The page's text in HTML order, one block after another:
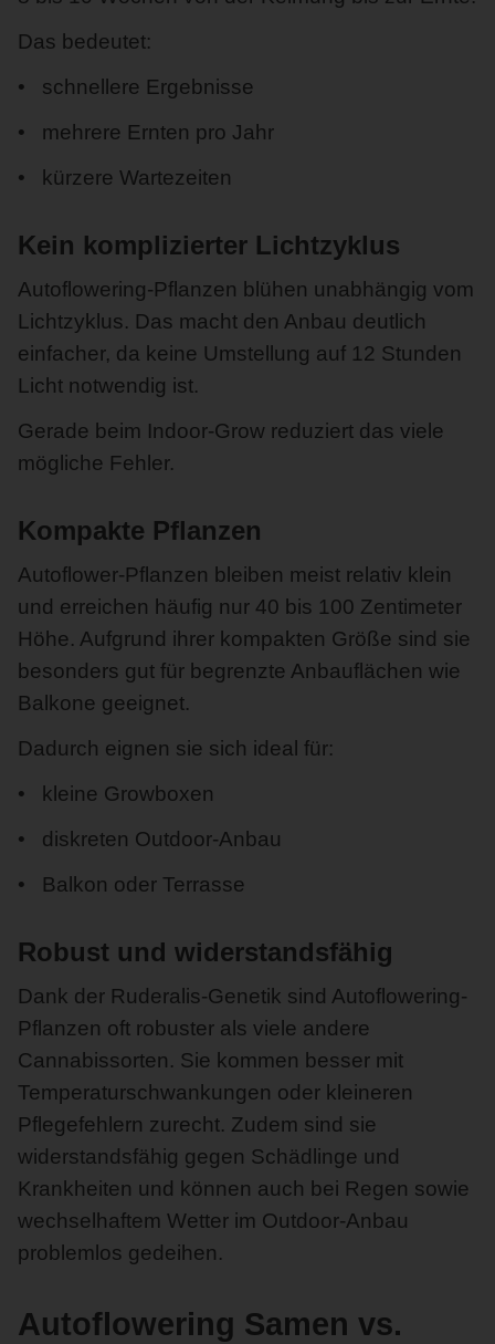
Das bedeutet:
schnellere Ergebnisse
mehrere Ernten pro Jahr
kürzere Wartezeiten
Kein komplizierter Lichtzyklus
Autoflowering-Pflanzen blühen unabhängig vom
Lichtzyklus. Das macht den Anbau deutlich
einfacher, da keine Umstellung auf 12 Stunden
Licht notwendig ist.
Gerade beim Indoor-Grow reduziert das viele
mögliche Fehler.
Kompakte Pflanzen
Autoflower-Pflanzen bleiben meist relativ klein
und erreichen häufig nur 40 bis 100 Zentimeter
Höhe. Aufgrund ihrer kompakten Größe sind sie
besonders gut für begrenzte Anbauflächen wie
Balkone geeignet.
Dadurch eignen sie sich ideal für:
kleine Growboxen
diskreten Outdoor-Anbau
Balkon oder Terrasse
Robust und widerstandsfähig
Dank der Ruderalis-Genetik sind Autoflowering-
Pflanzen oft robuster als viele andere
Cannabissorten. Sie kommen besser mit
Temperaturschwankungen oder kleineren
Pflegefehlern zurecht. Zudem sind sie
widerstandsfähig gegen Schädlinge und
Krankheiten und können auch bei Regen sowie
wechselhaftem Wetter im Outdoor-Anbau
problemlos gedeihen.
Autoflowering Samen vs.